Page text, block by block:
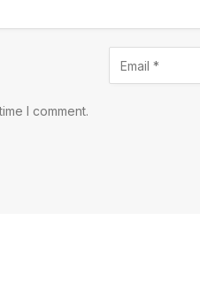
I comment.